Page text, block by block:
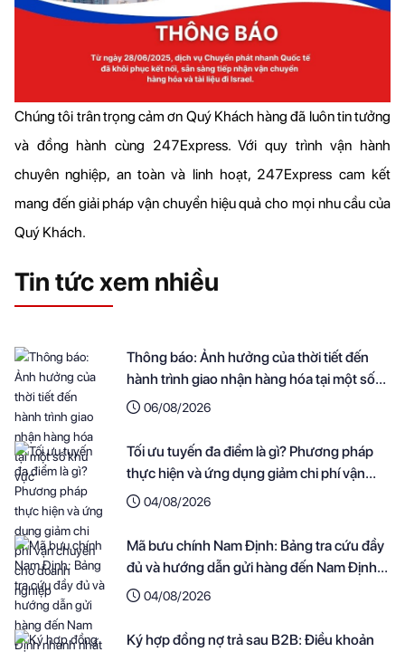
Chúng tôi trân trọng cảm ơn Quý Khách hàng đã luôn tin tưởng
và đồng hành cùng 247Express. Với quy trình vận hành
chuyên nghiệp, an toàn và linh hoạt, 247Express cam kết
mang đến giải pháp vận chuyển hiệu quả cho mọi nhu cầu của
Quý Khách.
Tin tức xem nhiều
Thông báo: Ảnh hưởng của thời tiết đến
hành trình giao nhận hàng hóa tại một số
khu vực
06/08/2026
Tối ưu tuyến đa điểm là gì? Phương pháp
thực hiện và ứng dụng giảm chi phí vận
chuyển cho doanh nghiệp
04/08/2026
Mã bưu chính Nam Định: Bảng tra cứu đầy
đủ và hướng dẫn gửi hàng đến Nam Định
nhanh nhất
04/08/2026
Ký hợp đồng nợ trả sau B2B: Điều khoản